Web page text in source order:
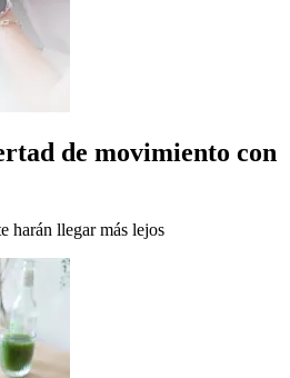
de movimiento con
harán llegar más lejos